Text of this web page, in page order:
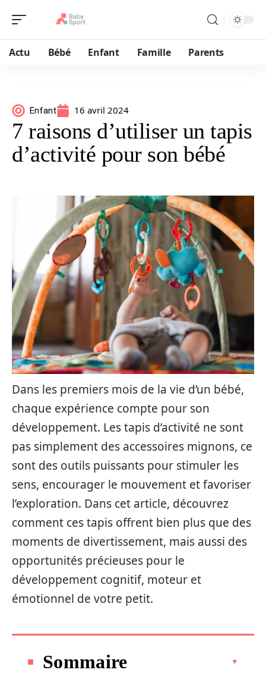
Actu Bébé Enfant Famille Parents
Enfant 16 avril 2024
7 raisons d’utiliser un tapis
d’activité pour son bébé
Dans les premiers mois de la vie d’un bébé,
chaque expérience compte pour son
développement. Les tapis d’activité ne sont
pas simplement des accessoires mignons, ce
sont des outils puissants pour stimuler les
sens, encourager le mouvement et favoriser
l’exploration. Dans cet article, découvrez
comment ces tapis offrent bien plus que des
moments de divertissement, mais aussi des
opportunités précieuses pour le
développement cognitif, moteur et
émotionnel de votre petit.
Sommaire